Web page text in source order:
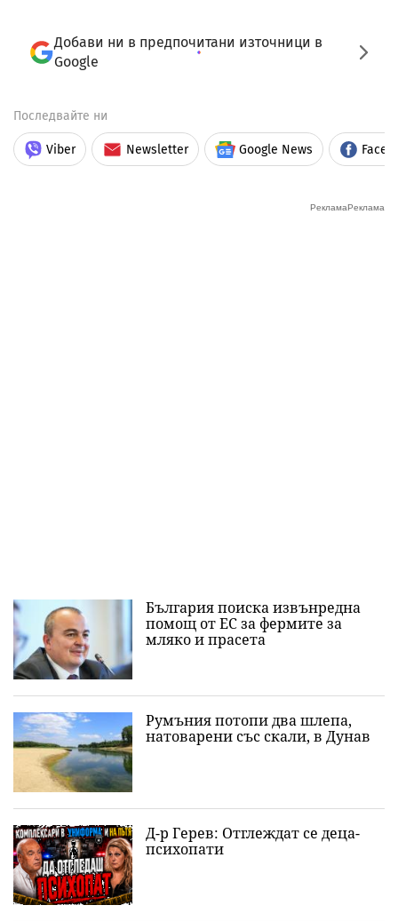
Добави ни в предпочитани източници в
Google
Последвайте ни
Viber Newsletter Google News
България поиска извънредна
помощ от ЕС за фермите за
мляко и прасета
Румъния потопи два шлепа,
натоварени със скали, в Дунав
Д-р Герев: Отглеждат се деца-
психопати